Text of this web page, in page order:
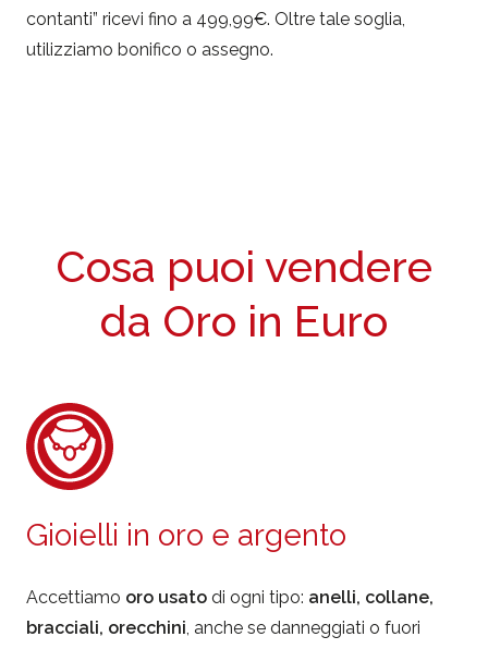
contanti” ricevi fino a 499,99€. Oltre tale soglia,
utilizziamo bonifico o assegno.
Cosa puoi vendere
da Oro in Euro
Gioielli in oro e argento
Accettiamo oro usato di ogni tipo: anelli, collane,
bracciali, orecchini, anche se danneggiati o fuori